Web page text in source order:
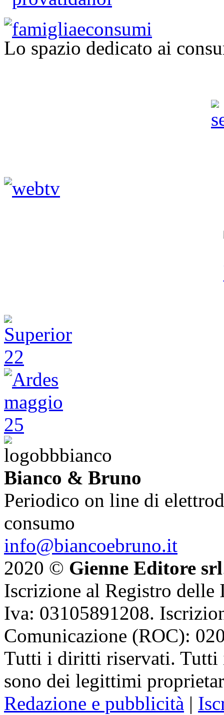
Lo spazio dedicato ai
Bianco & Bruno
Periodico on line di
consumo
info@biancoebruno.it
2020 © Gienne Editore srl
Iscrizione al Registro delle
Iva: 03105891208.
Comunicazione (ROC):
Tutti i diritti riservati. Tutti
sono dei legittimi
Redazione e pubblicità |